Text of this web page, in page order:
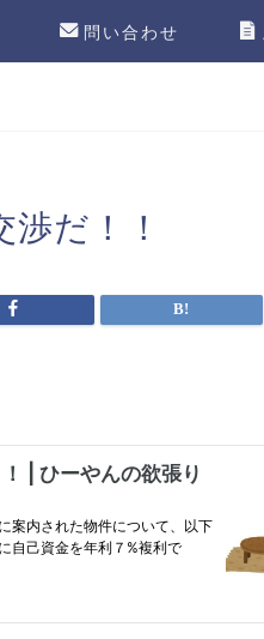
問い合わせ
だ！！